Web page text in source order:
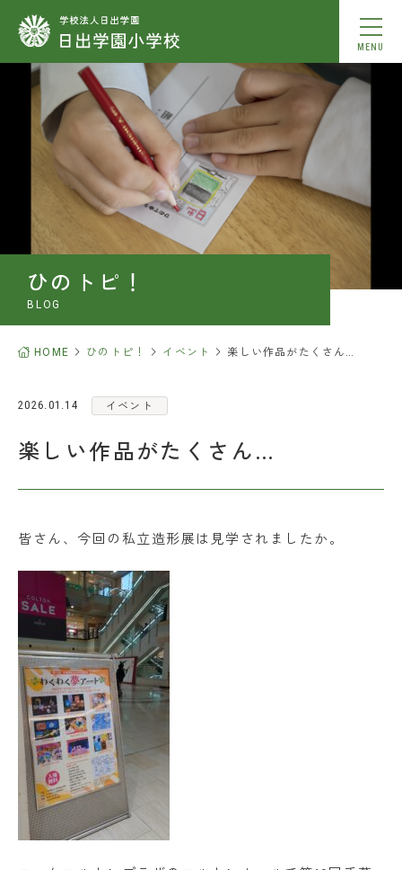
MENU
学校紹介
教育内容
学校生活
入学案内
お知らせ
ひのトピ！
中学校合格実績
各種お問い合わせ
アクセス
在校生・保護者の皆さま
学校法人日出学園
日出学園幼稚園
ひのトピ！
BLOG
HOME ひのトピ！ イベント 楽しい作品がたくさん…
2026.01.14 イベント
楽しい作品がたくさん…
皆さん、今回の私立造形展は見学されましたか。